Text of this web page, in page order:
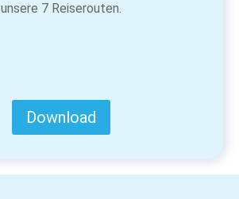
unsere 7 Reiserouten.
Download